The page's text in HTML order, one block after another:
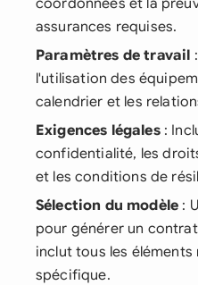
coordonnées et la
assurances requises.
Paramètres de travail
l'utilisation des
calendrier et les
Exigences légales:
confidentialité, les
et les conditions de
Sélection du modèle :
pour générer un
inclut tous les
spécifique.